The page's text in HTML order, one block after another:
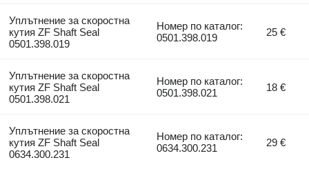
Уплътнение за скоростна
кутия ZF Shaft Seal
0501.398.019
Номер по каталог:
0501.398.019
25 €
Уплътнение за скоростна
кутия ZF Shaft Seal
0501.398.021
Номер по каталог:
0501.398.021
18 €
Уплътнение за скоростна
кутия ZF Shaft Seal
0634.300.231
Номер по каталог:
0634.300.231
29 €